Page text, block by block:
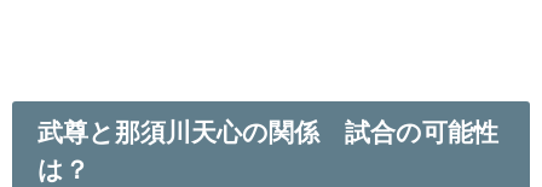
武尊と那須川天心の関係 試合の可能性
は？